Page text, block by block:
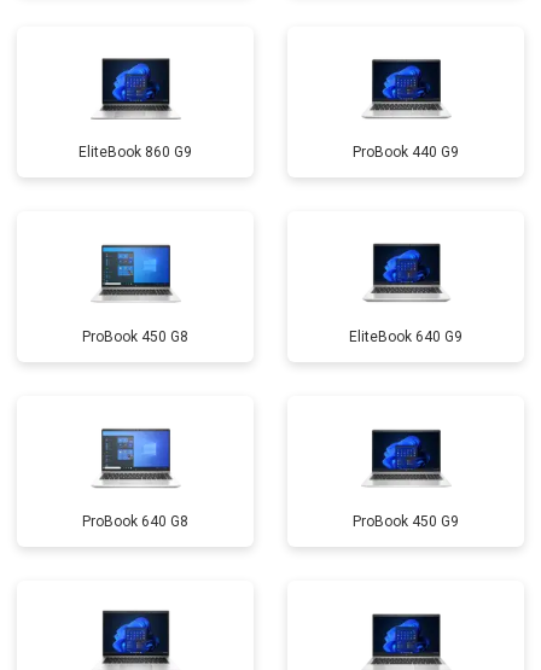
Ремонт петель от 3990 ₽
EliteBook 860 G9 ProBook 440 G9
ProBook 450 G8 EliteBook 640 G9
ProBook 640 G8 ProBook 450 G9